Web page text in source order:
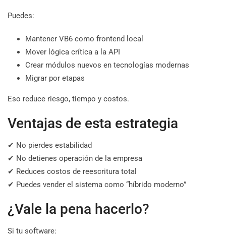
Puedes:
Mantener VB6 como frontend local
Mover lógica crítica a la API
Crear módulos nuevos en tecnologías modernas
Migrar por etapas
Eso reduce riesgo, tiempo y costos.
Ventajas de esta estrategia
✔ No pierdes estabilidad
✔ No detienes operación de la empresa
✔ Reduces costos de reescritura total
✔ Puedes vender el sistema como “híbrido moderno”
¿Vale la pena hacerlo?
Si tu software: